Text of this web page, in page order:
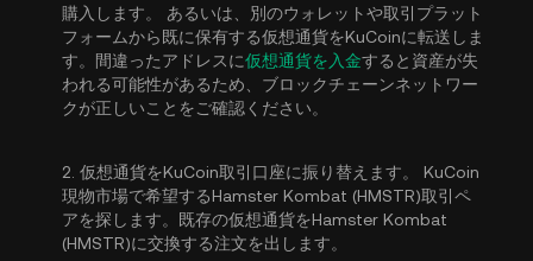
購入します。 あるいは、別のウォレットや取引プラット
フォームから既に保有する仮想通貨をKuCoinに転送しま
す。間違ったアドレスに仮想通貨を入金すると資産が失
われる可能性があるため、ブロックチェーンネットワー
クが正しいことをご確認ください。
2. 仮想通貨をKuCoin取引口座に振り替えます。 KuCoin
現物市場で希望するHamster Kombat (HMSTR)取引ペ
アを探します。既存の仮想通貨をHamster Kombat
(HMSTR)に交換する注文を出します。